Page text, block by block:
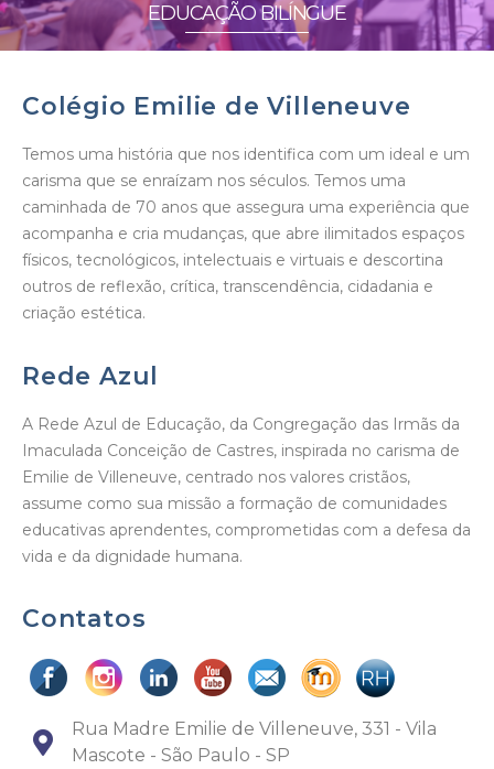
EDUCAÇÃO BILÍNGUE
Colégio Emilie de Villeneuve
Temos uma história que nos identifica com um ideal e um
carisma que se enraízam nos séculos. Temos uma
caminhada de 70 anos que assegura uma experiência que
acompanha e cria mudanças, que abre ilimitados espaços
físicos, tecnológicos, intelectuais e virtuais e descortina
outros de reflexão, crítica, transcendência, cidadania e
criação estética.
Rede Azul
A Rede Azul de Educação, da Congregação das Irmãs da
Imaculada Conceição de Castres, inspirada no carisma de
Emilie de Villeneuve, centrado nos valores cristãos,
assume como sua missão a formação de comunidades
educativas aprendentes, comprometidas com a defesa da
vida e da dignidade humana.
Contatos
Rua Madre Emilie de Villeneuve, 331 - Vila
Mascote - São Paulo - SP